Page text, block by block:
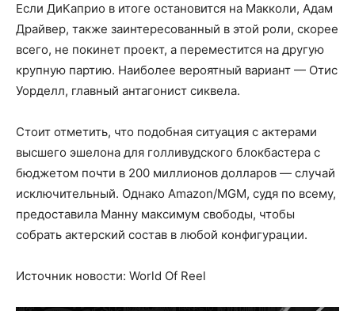
Если ДиКаприо в итоге остановится на Макколи, Адам
Драйвер, также заинтересованный в этой роли, скорее
всего, не покинет проект, а переместится на другую
крупную партию. Наиболее вероятный вариант — Отис
Уорделл, главный антагонист сиквела.
Стоит отметить, что подобная ситуация с актерами
высшего эшелона для голливудского блокбастера с
бюджетом почти в 200 миллионов долларов — случай
исключительный. Однако Amazon/MGM, судя по всему,
предоставила Манну максимум свободы, чтобы
собрать актерский состав в любой конфигурации.
Источник новости: World Of Reel